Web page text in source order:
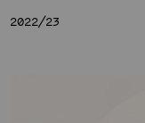
2022/23